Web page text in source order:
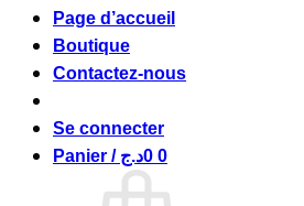
Page d’accueil
Boutique
Contactez-nous
Se connecter
Panier /
0د.ج 0